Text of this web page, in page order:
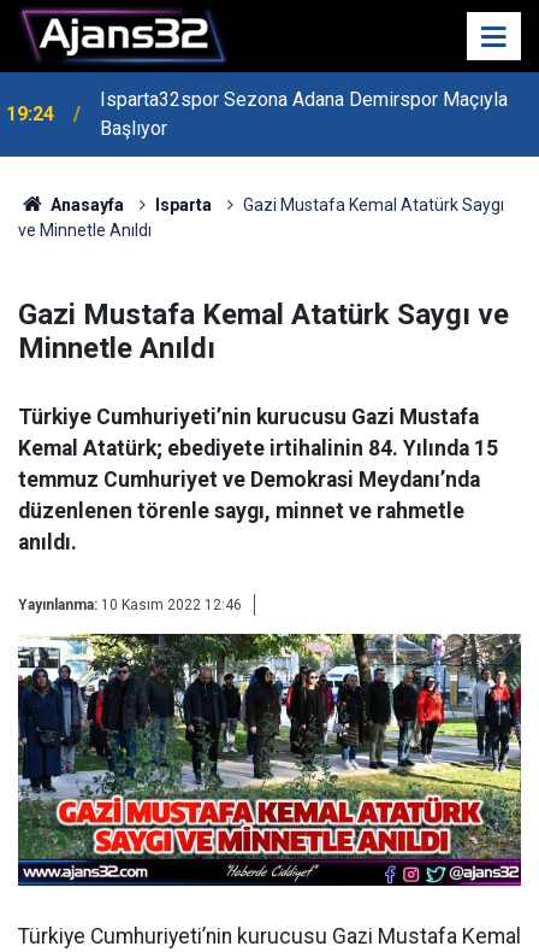
19:24
Isparta32spor Sezona Adana Demirspor Maçıyla
Başlıyor
19:22
Isparta Kredi Batağında
Anasayfa Isparta
Gazi Mustafa Kemal Atatürk Saygı
ve Minnetle Anıldı
Gazi Mustafa Kemal Atatürk Saygı ve
Minnetle Anıldı
Türkiye Cumhuriyeti’nin kurucusu Gazi Mustafa
Kemal Atatürk; ebediyete irtihalinin 84. Yılında 15
temmuz Cumhuriyet ve Demokrasi Meydanı’nda
düzenlenen törenle saygı, minnet ve rahmetle
anıldı.
Yayınlanma: 10 Kasım 2022 12:46
Türkiye Cumhuriyeti’nin kurucusu Gazi Mustafa Kemal